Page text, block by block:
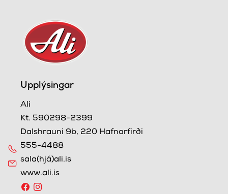
Upplýsingar
Ali
Kt. 590298-2399
Dalshrauni 9b, 220 Hafnarfirði
555-4488
sala(hjá)ali.is
www.ali.is